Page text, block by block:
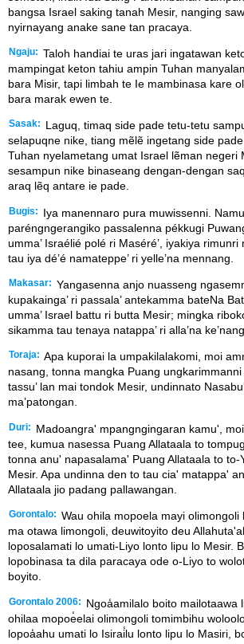
bangsa Israel saking tanah Mesir, nanging
nyirnayang anake sane tan pracaya.
Ngaju: Taloh handiai te uras jari ingatawan
mampingat keton tahiu ampin Tuhan
bara Misir, tapi limbah te Ie mambinasa kare
bara marak ewen te.
Sasak:
Laguq, timaq side pade tetu-tetu
selapuqne nike, tiang mẽlẽ ingetang side
Tuhan nyelametang umat Israel lẽman negeri
sesampun nike binaseang dengan-dengan
araq lẽq antare ie pade.
Bugis:
Iya manennaro pura muwissenni.
paréngngerangiko passalenna pékkugi
umma’ Israélié polé ri Maséré’, iyakiya
tau iya dé’é namateppe’ ri yelle’na mennang.
Makasar: Yangasenna anjo nuasseng
kupakainga’ ri passala’ antekamma bateNa
umma’ Israel battu ri butta Mesir; mingka
sikamma tau tenaya natappa’ ri alla’na
Toraja: Apa kuporai la umpakilalakomi, moi
nasang, tonna mangka Puang ungkarimmanni
tassu’ lan mai tondok Mesir, undinnato
ma’patongan.
Duri:
Madoangra' mpangngingaran kamu',
tee, kumua nasessa Puang Allataala to
tonna anu' napasalama' Puang Allataala to to-
Mesir. Apa undinna den to tau cia' matappa'
Allataala jio padang pallawangan.
Gorontalo: Wau ohila mopoela mayi olimongoli
ma otawa limongoli, deuwitoyito deu
loposalamati lo umati-Liyo lonto lipu lo Mesir.
lopobinasa ta dila paracaya ode o-Liyo to
boyito.
Gorontalo 2006:
Ngoa̒amilalo boito mailotaawa
ohilaa mopoe̒elai olimongoli tomimbihu
lopoa̒ahu umati lo Isirai̒lu lonto lipu lo Masiri,